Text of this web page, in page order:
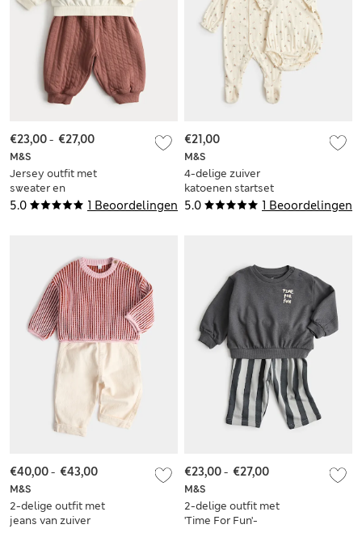
5.0 1 Beoordelingen
M&S
Jersey outfit met
sweater en
joggingbroek (0-5
€23,00- €27,00
5.0 1 Beoordelingen
M&S
4-delige zuiver
katoenen startset
(3,18 kg-9 maanden)
€21,00
M&S
2-delige outfit met
jeans van zuiver
€40,00- €43,00
M&S
2-delige outfit met
'Time For Fun'-
€23,00- €27,00